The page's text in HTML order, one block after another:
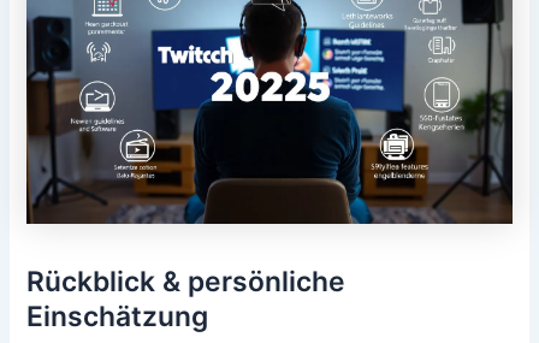
Rückblick & persönliche
Einschätzung